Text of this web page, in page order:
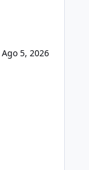
Ago 5, 2026